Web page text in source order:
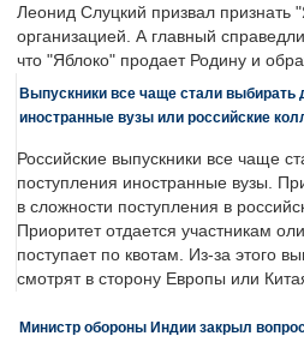
Леонид Слуцкий призвал признать
организацией. А главный
что "Яблоко" продает Родину и
Выпускники все чаще стали выбирать
иностранные вузы или российские
Российские выпускники все чаще
поступления иностранные вузы.
в сложности поступления в
Приоритет отдается участникам
поступает по квотам. Из-за этого
смотрят в сторону Европы или
Министр обороны Индии закрыл